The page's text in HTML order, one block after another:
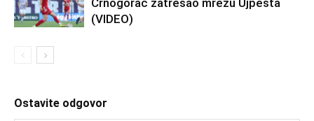
Crnogorac zatresao mrežu Ujpešta
(VIDEO)
Ostavite odgovor